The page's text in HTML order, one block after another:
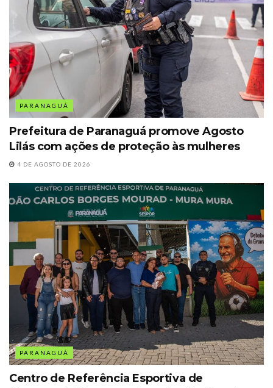
PARANAGUÁ
Prefeitura de Paranaguá promove Agosto
Lilás com ações de proteção às mulheres
4 DE AGOSTO DE 2026
PARANAGUÁ
Centro de Referência Esportiva de